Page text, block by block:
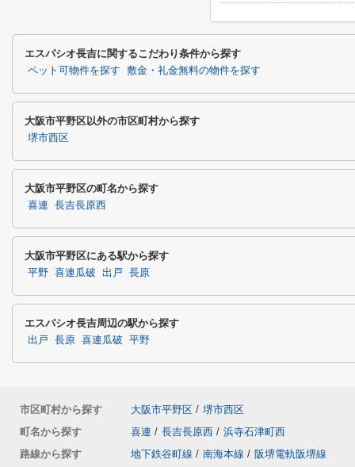
エスパシオ長吉に関するこだわり条件から探す
ペット可物件を探す 敷金・礼金無料の物件を探す
大阪市平野区以外の市区町村から探す
堺市西区
大阪市平野区の町名から探す
喜連 長吉長原西
大阪市平野区にある駅から探す
平野 喜連瓜破 出戸 長原
エスパシオ長吉周辺の駅から探す
出戸 長原 喜連瓜破 平野
市区町村から探す 大阪市平野区 / 堺市西区
町名から探す
喜連 / 長吉長原西 / 浜寺石津町西
路線から探す
地下鉄谷町線 / 南海本線 / 阪堺電軌阪堺線